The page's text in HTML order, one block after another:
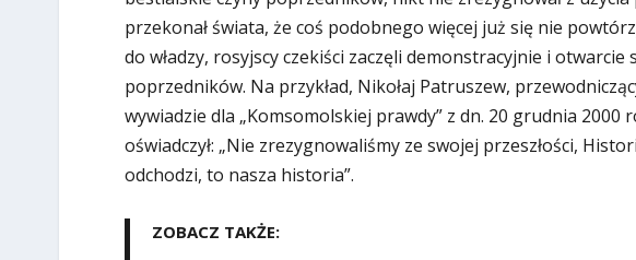
przekonał świata, że coś podobnego więcej już się nie
do władzy, rosyjscy czekiści zaczęli demonstracyjnie i otwarcie
poprzedników. Na przykład, Nikołaj Patruszew,
wywiadzie dla „Komsomolskiej prawdy” z dn. 20 grudnia
oświadczył: „Nie zrezygnowaliśmy ze swojej przeszłości,
odchodzi, to nasza historia”.
ZOBACZ TAKŻE: